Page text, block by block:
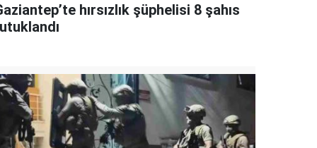
hırsızlık şüphelisi 8 şahıs